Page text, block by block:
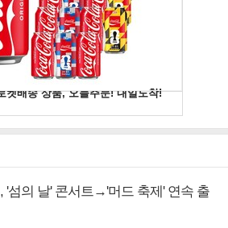
'섬의 날' 콘서트→'머드 축제' 연속 출